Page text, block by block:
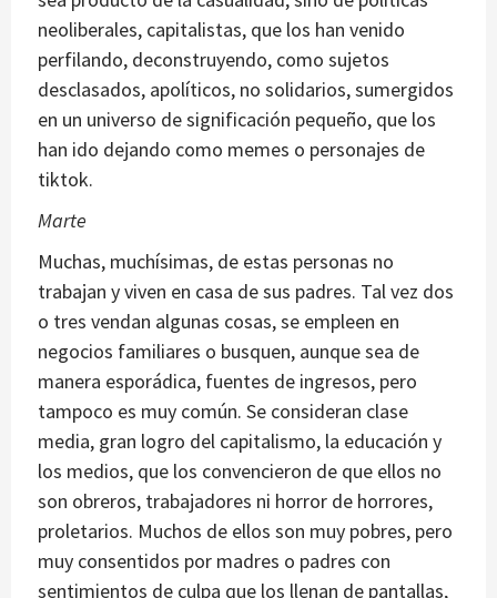
neoliberales, capitalistas, que los han venido
perfilando, deconstruyendo, como sujetos
desclasados, apolíticos, no solidarios, sumergidos
en un universo de significación pequeño, que los
han ido dejando como memes o personajes de
tiktok.
Marte
Muchas, muchísimas, de estas personas no
trabajan y viven en casa de sus padres. Tal vez dos
o tres vendan algunas cosas, se empleen en
negocios familiares o busquen, aunque sea de
manera esporádica, fuentes de ingresos, pero
tampoco es muy común. Se consideran clase
media, gran logro del capitalismo, la educación y
los medios, que los convencieron de que ellos no
son obreros, trabajadores ni horror de horrores,
proletarios. Muchos de ellos son muy pobres, pero
muy consentidos por madres o padres con
sentimientos de culpa que los llenan de pantallas,